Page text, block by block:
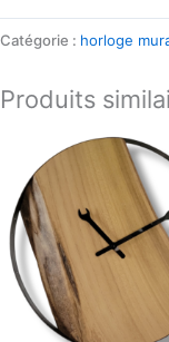
Catégorie : horloge
Produits